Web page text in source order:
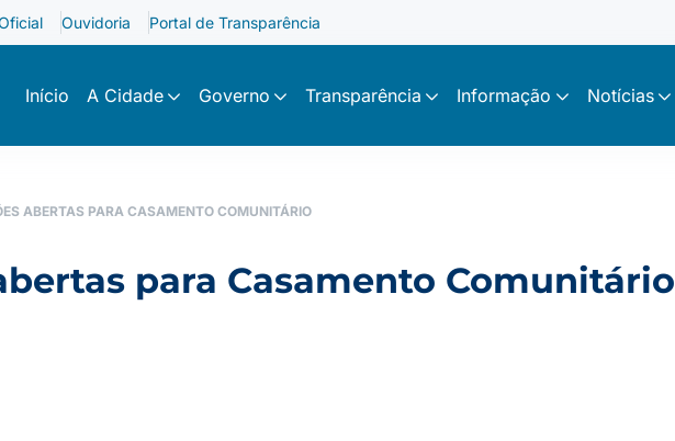
Ouvidoria Portal de Transparência
Início A Cidade Governo Transparência Informação Notícias
ABERTAS PARA CASAMENTO COMUNITÁRIO
para Casamento Comunitário